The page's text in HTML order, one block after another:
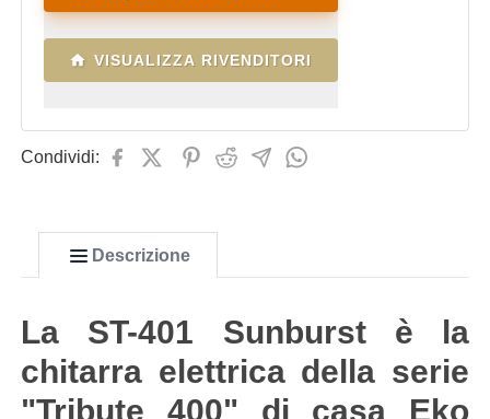
VISUALIZZA RIVENDITORI
Condividi:
Descrizione
La ST-401 Sunburst è la
chitarra elettrica della serie
"Tribute 400" di casa Eko